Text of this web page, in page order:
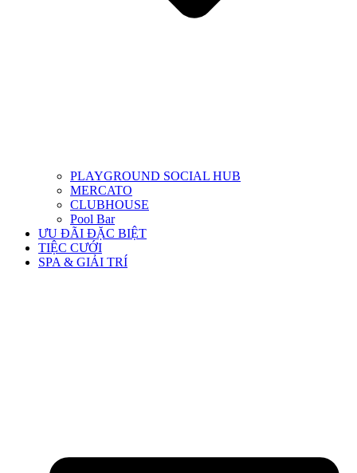
PLAYGROUND SOCIAL HUB
MERCATO
CLUBHOUSE
Pool Bar
ƯU ĐÃI ĐẶC BIỆT
TIỆC CƯỚI
SPA & GIẢI TRÍ